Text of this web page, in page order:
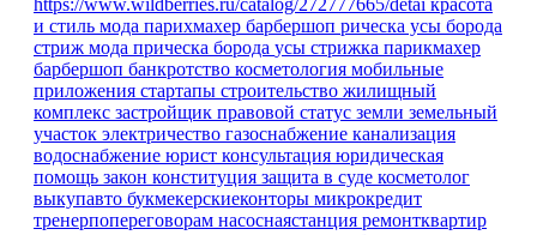
и стиль мода парихмахер барбершоп рическа усы борода
стриж мода прическа борода усы стрижка парикмахер
барбершоп банкротство косметология мобильные
приложения стартапы строительство жилищный
комплекс застройщик правовой статус земли земельный
участок электричество газоснабжение канализация
водоснабжение юрист консультация юридическая
помощь закон конституция защита в суде косметолог
выкупавто букмекерскиеконторы микрокредит
тренерпопереговорам насоснаястанция ремонтквартир